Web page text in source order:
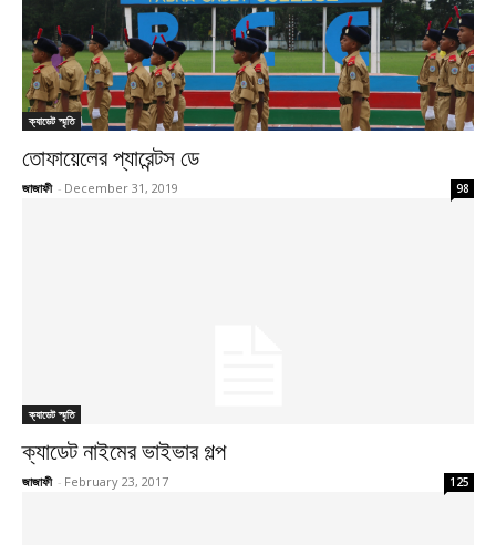
ক্যাডেট স্মৃতি
তোফায়েলের প্যারেন্টস ডে
জাজাফী - December 31, 2019 98
ক্যাডেট স্মৃতি
ক্যাডেট নাইমের ভাইভার গল্প
জাজাফী - February 23, 2017 125